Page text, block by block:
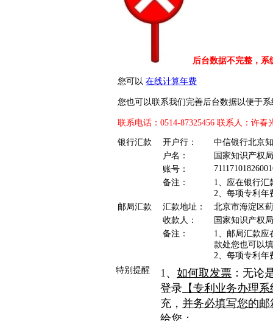
后台数据不完整，系
您可以 在线计算年费
您也可以联系我们完善后台数据以便于
联系电话：0514-87325456 联系人：许春
银行汇款 开户行：
中信银行北京
户名：
国家知识产权
账号：
备注：
1、应在银行汇
2、每项专利年
邮局汇款
汇款地址：
北京市海淀区
收款人：
国家知识产权
备注：
1、邮局汇款应
款处您也可以
2、每项专利年
特别提醒
1、 如何取发票 ：无论
登录 【专利业务办理
充， 并务必填写您的
给您 ；